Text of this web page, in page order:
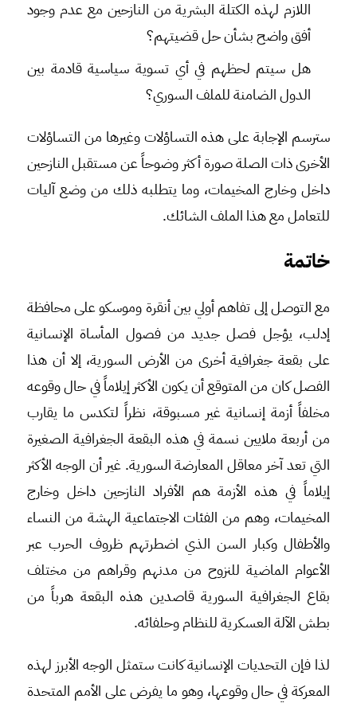
اللازم لهذه الكتلة البشرية من النازحين مع عدم وجود
أفق واضح بشأن حل قضيتهم؟
هل سيتم لحظهم في أي تسوية سياسية قادمة بين
الدول الضامنة للملف السوري؟
سترسم الإجابة على هذه التساؤلات وغيرها من التساؤلات
الأخرى ذات الصلة صورة أكثر وضوحاً عن مستقبل النازحين
داخل وخارج المخيمات، وما يتطلبه ذلك من وضع آليات
للتعامل مع هذا الملف الشائك.
خاتمة
مع التوصل إلى تفاهم أولي بين أنقرة وموسكو على محافظة
إدلب، يؤجل فصل جديد من فصول المأساة الإنسانية
على بقعة جغرافية أخرى من الأرض السورية، إلا أن هذا
الفصل كان من المتوقع أن يكون الأكثر إيلاماً في حال وقوعه
مخلفاً أزمة إنسانية غير مسبوقة، نظراً لتكدس ما يقارب
من أربعة ملايين نسمة في هذه البقعة الجغرافية الصغيرة
التي تعد آخر معاقل المعارضة السورية. غير أن الوجه الأكثر
إيلاماً في هذه الأزمة هم الأفراد النازحين داخل وخارج
المخيمات، وهم من الفئات الاجتماعية الهشة من النساء
والأطفال وكبار السن الذي اضطرتهم ظروف الحرب عبر
الأعوام الماضية للنزوح من مدنهم وقراهم من مختلف
بقاع الجغرافية السورية قاصدين هذه البقعة هرباً من
بطش الآلة العسكرية للنظام وحلفائه.
لذا فإن التحديات الإنسانية كانت ستمثل الوجه الأبرز لهذه
المعركة في حال وقوعها، وهو ما يفرض على الأمم المتحدة